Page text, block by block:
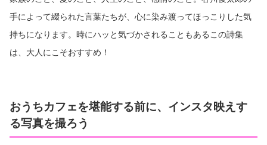
手によって綴られた言葉たちが、心に染み渡ってほっこりした気
持ちになります。時にハッと気づかされることもあるこの詩集
は、大人にこそおすすめ！
おうちカフェを堪能する前に、インスタ映えす
る写真を撮ろう